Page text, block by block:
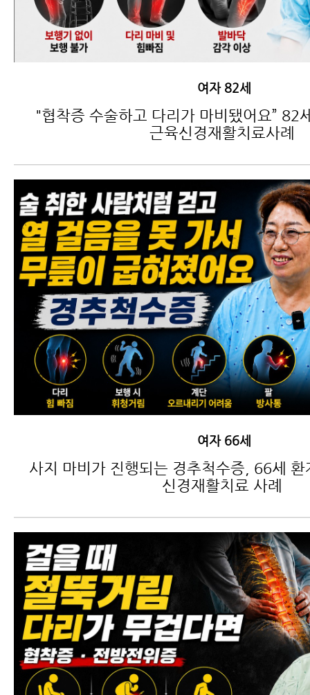
여자 82세
"협착증 수술하고 다리가 마비됐어요” 82
근육신경재활치료사례
여자 66세
사지 마비가 진행되는 경추척수증, 66세
신경재활치료 사례